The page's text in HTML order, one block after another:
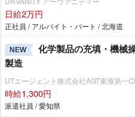
日給2万円
正社員 / アルバイト・パート / 北海道
NEW
化学製品の充填・機械
製造
UTエージェント株式会社AGT東海第一
時給1,300円
派遣社員 / 愛知県